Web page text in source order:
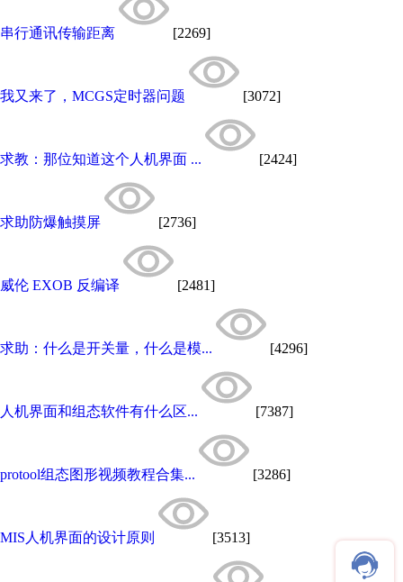
串行通讯传输距离 [2269]
我又来了，MCGS定时器问题 [3072]
求教：那位知道这个人机界面 ... [2424]
求助防爆触摸屏 [2736]
威伦 EXOB 反编译 [2481]
求助：什么是开关量，什么是模... [4296]
人机界面和组态软件有什么区... [7387]
protool组态图形视频教程合集... [3286]
MIS人机界面的设计原则 [3513]